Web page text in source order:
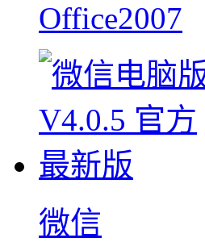
Office2007
微信